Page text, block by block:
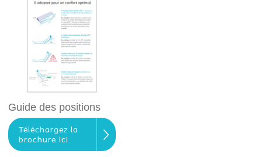
Guide des positions
Téléchargez la
brochure ici